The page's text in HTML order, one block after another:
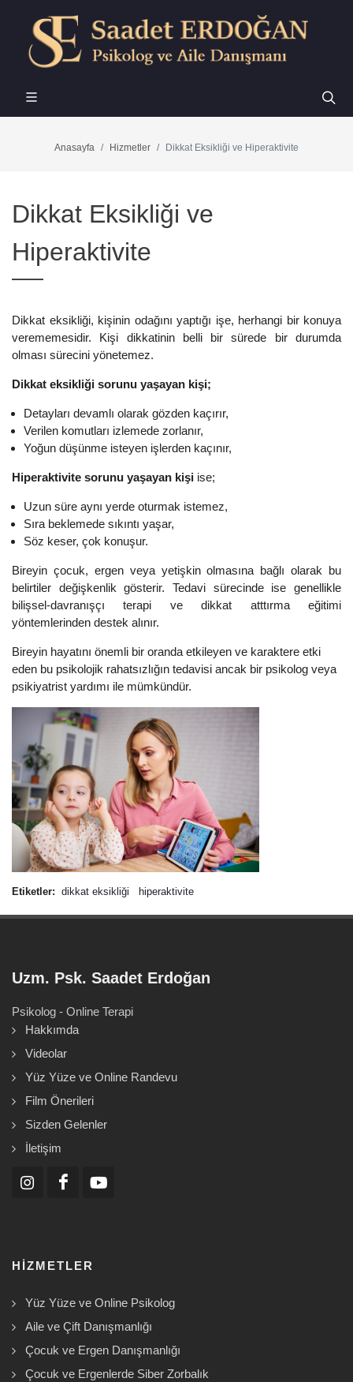
Anasayfa Hizmetler Dikkat Eksikliği ve Hiperaktivite
Dikkat Eksikliği ve
Hiperaktivite
Dikkat eksikliği, kişinin odağını yaptığı işe, herhangi bir konuya
verememesidir. Kişi dikkatinin belli bir sürede bir durumda
olması sürecini yönetemez.
Dikkat eksikliği sorunu yaşayan kişi;
Detayları devamlı olarak gözden kaçırır,
Verilen komutları izlemede zorlanır,
Yoğun düşünme isteyen işlerden kaçınır,
Hiperaktivite sorunu yaşayan kişi ise;
Uzun süre aynı yerde oturmak istemez,
Sıra beklemede sıkıntı yaşar,
Söz keser, çok konuşur.
Bireyin çocuk, ergen veya yetişkin olmasına bağlı olarak bu
belirtiler değişkenlik gösterir. Tedavi sürecinde ise genellikle
bilişsel-davranışçı terapi ve dikkat atttırma eğitimi
yöntemlerinden destek alınır.
Bireyin hayatını önemli bir oranda etkileyen ve karaktere etki
eden bu psikolojik rahatsızlığın tedavisi ancak bir psikolog veya
psikiyatrist yardımı ile mümkündür.
Etiketler: dikkat eksikliği hiperaktivite
Uzm. Psk. Saadet Erdoğan
Psikolog - Online Terapi
Hakkımda
Videolar
Yüz Yüze ve Online Randevu
Film Önerileri
Sizden Gelenler
İletişim
HIZMETLER
Yüz Yüze ve Online Psikolog
Aile ve Çift Danışmanlığı
Çocuk ve Ergen Danışmanlığı
Çocuk ve Ergenlerde Siber Zorbalık